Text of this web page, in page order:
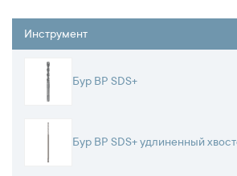
Инструмент
Бур BP SDS+
Бур BP SDS+ удлиненный